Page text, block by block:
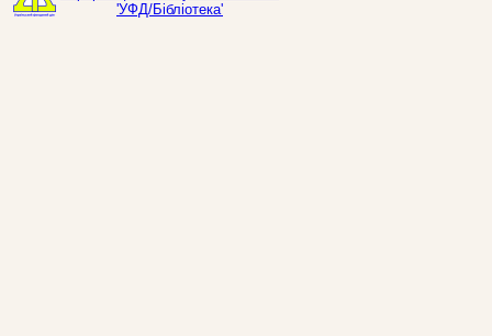
'УФД/Бібліотека'